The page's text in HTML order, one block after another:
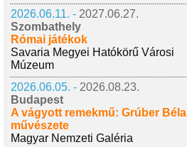
2026.06.11. - 2027.06.27.
Szombathely
Római játékok
Savaria Megyei Hatókörű Városi
Múzeum
2026.06.05. - 2026.08.23.
Budapest
A vágyott remekmű: Grúber Béla
művészete
Magyar Nemzeti Galéria